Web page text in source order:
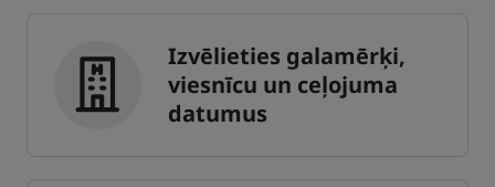
Izvēlieties galamērķi,
viesnīcu un ceļojuma
datumus